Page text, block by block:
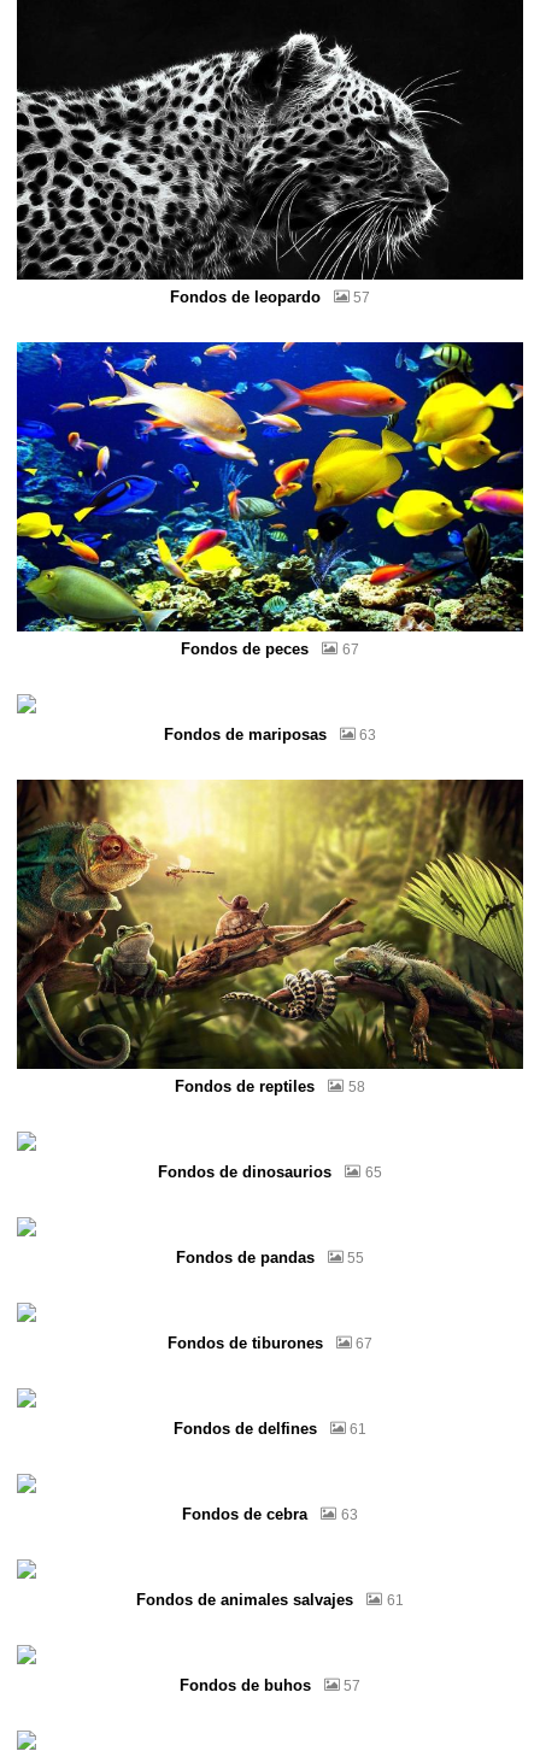
Fondos de leopardo 57
Fondos de peces 67
Fondos de mariposas 63
Fondos de reptiles 58
Fondos de dinosaurios 65
Fondos de pandas 55
Fondos de tiburones 67
Fondos de delfines 61
Fondos de cebra 63
Fondos de animales salvajes 61
Fondos de buhos 57